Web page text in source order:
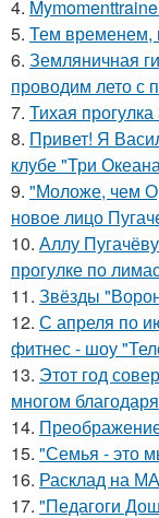
4.
5. Тем временем,
6. Земляничная
проводим лето с
7. Тихая
8. Привет! Я
клубе "Три
9. "Моложе, чем
новое лицо
10. Аллу
прогулке по
11. Звёзды
12. С апреля по
фитнес - шоу
13. Этот год
многом
14.
15. "Семья - это
16. Расклад на
17. "Педагоги